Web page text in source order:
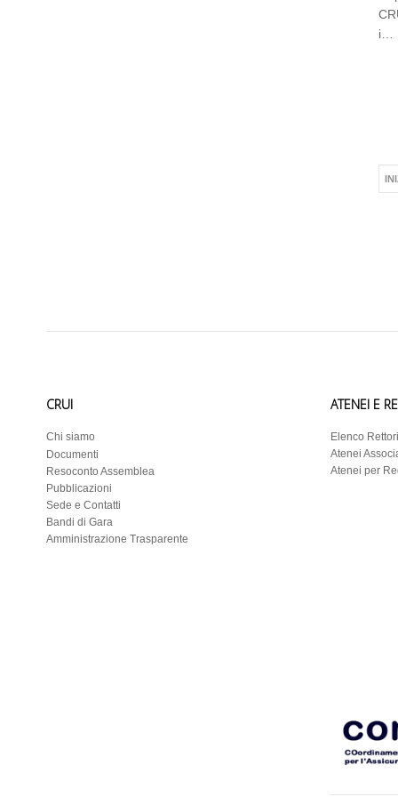
i…
CRUI
Chi siamo
Documenti
Resoconto Assemblea
Pubblicazioni
Sede e Contatti
Bandi di Gara
Amministrazione Trasparente
ATENEI E
Elenco Rettori
Atenei
Atenei per